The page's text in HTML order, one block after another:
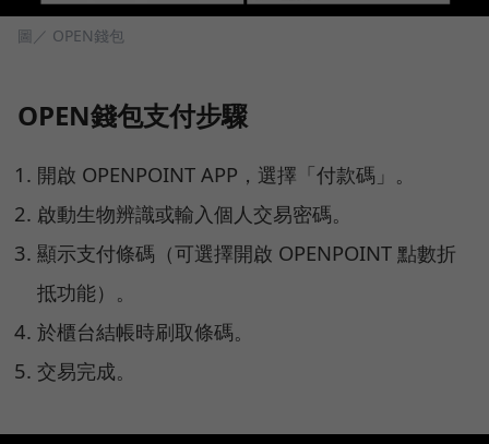
圖／ OPEN錢包
OPEN錢包支付步驟
開啟 OPENPOINT APP，選擇「付款碼」。
啟動生物辨識或輸入個人交易密碼。
顯示支付條碼（可選擇開啟 OPENPOINT 點數折
抵功能）。
於櫃台結帳時刷取條碼。
交易完成。